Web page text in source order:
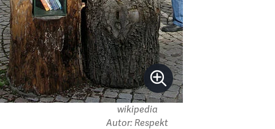
wikipedia
Autor: Respekt